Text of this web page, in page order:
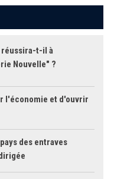
réussira-t-il à
Nouvelle" ?
l'économie et d'ouvrir
des entraves